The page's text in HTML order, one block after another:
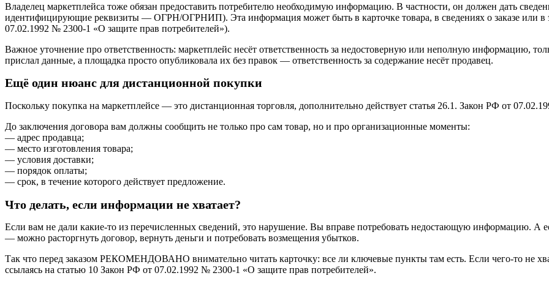
Владелец маркетплейса тоже обязан предоставить потребителю необходимую информацию. В частности, он должен дать
идентифицирующие реквизиты — ОГРН/ОГРНИП). Эта информация может быть в карточке товара, в сведениях о заказе или в
07.02.1992 № 2300-1 «О защите прав потребителей»).
Важное уточнение про ответственность: маркетплейс несёт ответственность за недостоверную или неполную информацию,
прислал данные, а площадка просто опубликовала их без правок — ответственность за содержание несёт продавец.
Ещё один нюанс для дистанционной покупки
Поскольку покупка на маркетплейсе — это дистанционная торговля, дополнительно действует статья 26.1. Закон РФ от
До заключения договора вам должны сообщить не только про сам товар, но и про организационные моменты:
— адрес продавца;
— место изготовления товара;
— условия доставки;
— порядок оплаты;
— срок, в течение которого действует предложение.
Что делать, если информации не хватает?
Если вам не дали какие-то из перечисленных сведений, это нарушение. Вы вправе потребовать недостающую информацию. А
— можно расторгнуть договор, вернуть деньги и потребовать возмещения убытков.
Так что перед заказом РЕКОМЕНДОВАНО внимательно читать карточку: все ли ключевые пункты там есть. Если чего-то не
ссылаясь на статью 10 Закон РФ от 07.02.1992 № 2300-1 «О защите прав потребителей».